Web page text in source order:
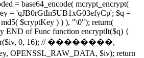
= base64_encode( mcrypt_encrypt(
= 'qJB0rGtIn5UB1xG03efyCp'; $q =
$cryptKey ) ) ), "\0"); return(
END of Func function encryptIt($q) {
0, 16); // ��������,
$iv); return